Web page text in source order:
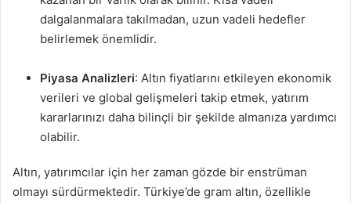
dalgalanmalara takılmadan, uzun vadeli hedefler
belirlemek önemlidir.
Piyasa Analizleri: Altın fiyatlarını etkileyen ekonomik
verileri ve global gelişmeleri takip etmek, yatırım
kararlarınızı daha bilinçli bir şekilde almanıza yardımcı
olabilir.
Altın, yatırımcılar için her zaman gözde bir enstrüman
olmayı sürdürmektedir. Türkiye’de gram altın, özellikle